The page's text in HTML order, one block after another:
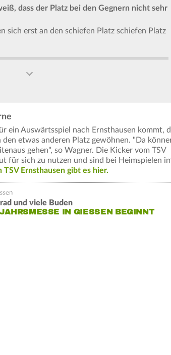
dass der Platz bei den Gegnern nicht sehr
sich erst an den schiefen Platz schiefen Platz
ein Auswärtsspiel nach Ernsthausen kommt,
etwas anderen Platz gewöhnen. "Da
gehen", so Wagner. Die Kicker vom TSV
für sich zu nutzen und sind bei Heimspielen
Ernsthausen gibt es hier.
und viele Buden
IN GIESSEN BEGINNT